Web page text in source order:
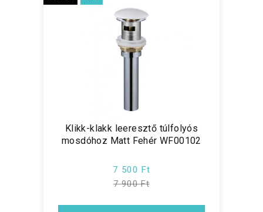
Klikk-klakk leeresztő túlfolyós
mosdóhoz Matt Fehér WF00102
7 500 Ft
7 900 Ft